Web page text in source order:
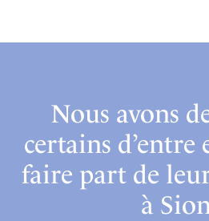
Nous avons
certains d’entre
faire part de
à